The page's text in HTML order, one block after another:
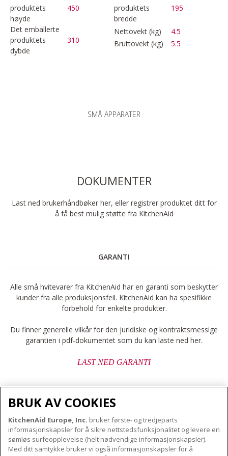
produktets
høyde
450
produktets
bredde
195
Det emballerte
produktets
dybde
310
Nettovekt (kg)
4.5
Bruttovekt (kg)
5.5
SMÅ APPARATER
DOKUMENTER
Last ned brukerhåndbøker her, eller registrer produktet ditt for
å få best mulig støtte fra KitchenAid
GARANTI
Alle små hvitevarer fra KitchenAid har en garanti som beskytter
kunder fra alle produksjonsfeil. KitchenAid kan ha spesifikke
forbehold for enkelte produkter.
Du finner generelle vilkår for den juridiske og kontraktsmessige
garantien i pdf-dokumentet som du kan laste ned her.
LAST NED GARANTI
OM KITCHENAID
Merkets kjerne
Merkehistorie
VÅRE PRODUKTER
BRUK AV COOKIES
KitchenAid Europe, Inc. bruker første- og tredjeparts
informasjonskapsler for å sikre nettstedsfunksjonalitet og levere en
sømløs surfeopplevelse (helt nødvendige informasjonskapsler).
Med ditt samtykke bruker vi også informasjonskapsler for å